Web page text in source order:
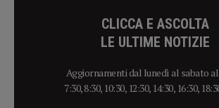
CLICCA E ASCOLTA
LE ULTIME NOTIZIE
Aggiornamenti dal lunedì al sabato
7:30, 8:30, 10:30, 12:30, 14:30, 16:30,